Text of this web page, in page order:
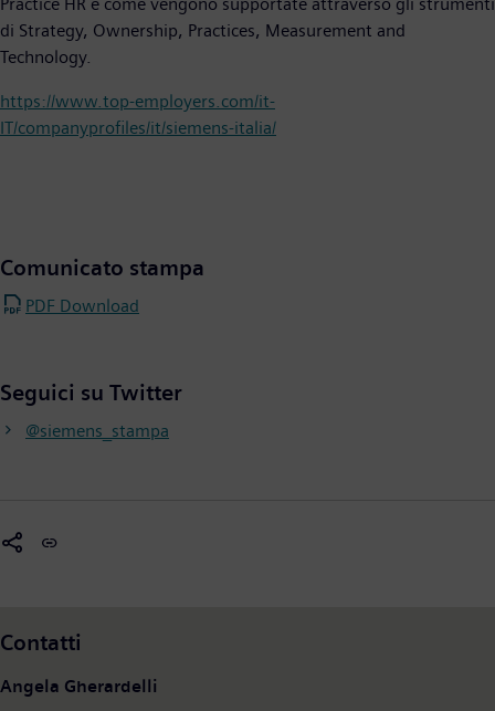
di Strategy, Ownership, Practices, Measurement and
Technology.
https://www.top-employers.com/it-
IT/companyprofiles/it/siemens-italia/
Comunicato stampa
PDF Download
Seguici su Twitter
@siemens_stampa
Contatti
Angela Gherardelli